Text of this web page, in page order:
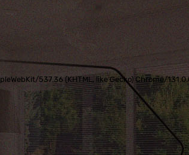
537.36 (KHTML, like Gecko) Chrome/